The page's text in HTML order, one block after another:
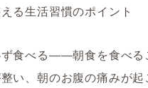
る生活習慣のポイント
食べる――朝食を食べる
い、朝のお腹の痛みが起